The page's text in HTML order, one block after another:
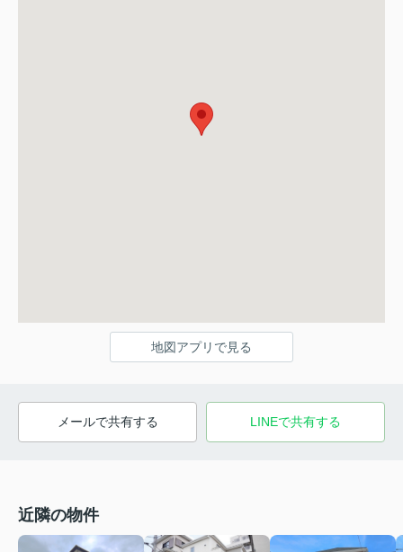
地図アプリで見る
メールで共有する LINEで共有する
近隣の物件